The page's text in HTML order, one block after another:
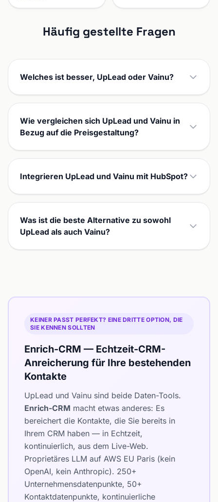
Häufig gestellte Fragen
Welches ist besser, UpLead oder Vainu?
Wie vergleichen sich UpLead und Vainu in
Bezug auf die Preisgestaltung?
Integrieren UpLead und Vainu mit HubSpot?
Was ist die beste Alternative zu sowohl
UpLead als auch Vainu?
KEINER PASST PERFEKT? EINE DRITTE OPTION, DIE
SIE KENNEN SOLLTEN
Enrich-CRM — Echtzeit-CRM-
Anreicherung für Ihre bestehenden
Kontakte
UpLead und Vainu sind beide Daten-Tools.
Enrich-CRM macht etwas anderes: Es
bereichert die Kontakte, die Sie bereits in
Ihrem CRM haben — in Echtzeit,
kontinuierlich, aus dem Live-Web.
Proprietäres LLM auf AWS EU Paris (kein
OpenAI, kein Anthropic). 250+
Unternehmensdatenpunkte, 50+
Kontaktdatenpunkte, kontinuierliche